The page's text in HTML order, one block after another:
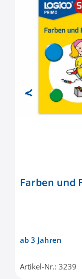
Farben und
ab 3 Jahren
Artikel-Nr.: 3239